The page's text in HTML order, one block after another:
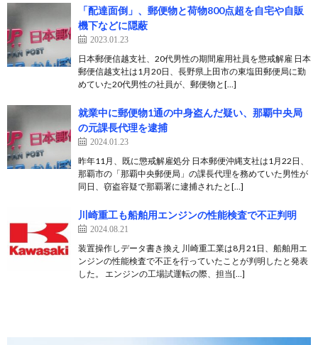
「配達面倒」、郵便物と荷物800点超を自宅や自販
機下などに隠蔽
2023.01.23
日本郵便信越支社、20代男性の期間雇用社員を懲戒解雇 日本
郵便信越支社は1月20日、長野県上田市の東塩田郵便局に勤
めていた20代男性の社員が、郵便物と[…]
就業中に郵便物1通の中身盗んだ疑い、那覇中央局
の元課長代理を逮捕
2024.01.23
昨年11月、既に懲戒解雇処分 日本郵便沖縄支社は1月22日、
那覇市の「那覇中央郵便局」の課長代理を務めていた男性が
同日、窃盗容疑で那覇署に逮捕されたと[…]
川崎重工も船舶用エンジンの性能検査で不正判明
2024.08.21
装置操作しデータ書き換え 川崎重工業は8月21日、船舶用エ
ンジンの性能検査で不正を行っていたことが判明したと発表
した。 エンジンの工場試運転の際、担当[…]